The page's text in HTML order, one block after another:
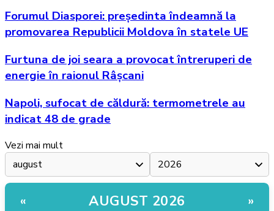
Forumul Diasporei: președinta îndeamnă la
promovarea Republicii Moldova în statele UE
Furtuna de joi seara a provocat întreruperi de
energie în raionul Râșcani
Napoli, sufocat de căldură: termometrele au
indicat 48 de grade
Vezi mai mult
« AUGUST 2026 »